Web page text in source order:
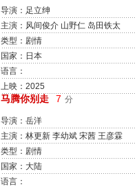
导演：足立绅
主演：风间俊介 山野仁 岛田铁太
吉本实忧 熊谷真实 近藤芳正 内田
慈
类型：剧情
国家：日本
语言：
上映：2025
马腾你别走 7 分
导演：岳洋
主演：林更新 李幼斌 宋茜 王彦霖
李雪琴 陈哈琳 冯雷 潘斌龙
类型：剧情
国家：大陆
语言：